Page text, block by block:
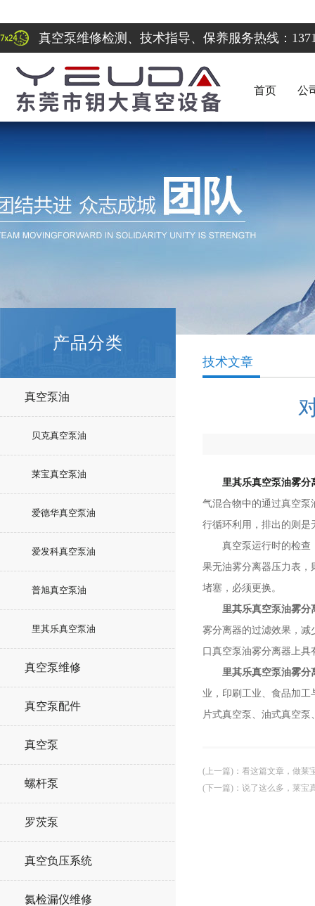
真空泵维修检测、技术指导、保养服务热线：
首页 公
产品分类
真空泵油
贝克真空泵油
莱宝真空泵油
爱德华真空泵油
爱发科真空泵油
普旭真空泵油
里其乐真空泵油
真空泵维修
真空泵配件
真空泵
螺杆泵
罗茨泵
真空负压系统
氦检漏仪维修
技术文章
里其乐真空泵油雾分
气混合物中的通过真空泵
行循环利用，排出的则是
真空泵运行时的检查：
果无油雾分离器压力表，
堵塞，必须更换。
里其乐真空泵油雾分
雾分离器的过滤效果，减
口真空泵油雾分离器上
里其乐真空泵油雾分
业，印刷工业、食品加
片式真空泵、油式真空
(上一篇) ： 看这篇文章，做莱
(下一篇) ： 说了这么多，莱宝